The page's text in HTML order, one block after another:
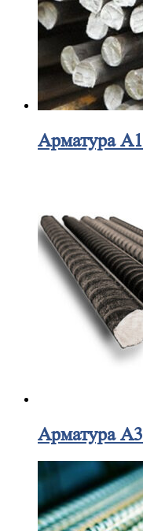
Арматура А1
Арматура А3